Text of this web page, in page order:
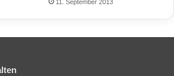
11. September 2013